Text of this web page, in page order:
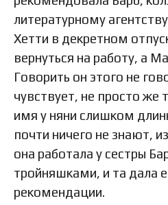
литературному
Хетти в декретном
вернуться на работу, а
Говорить он этого не
чувствует, не просто же
имя у няни слишком
почти ничего не знают,
она работала у сестры
тройняшками, и та дала
рекомендации.